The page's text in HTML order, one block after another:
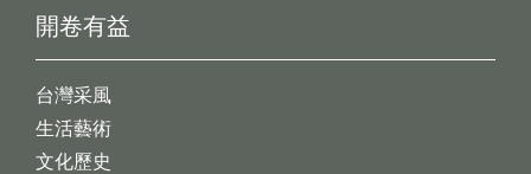
開卷有益
台灣采風
生活藝術
文化歷史